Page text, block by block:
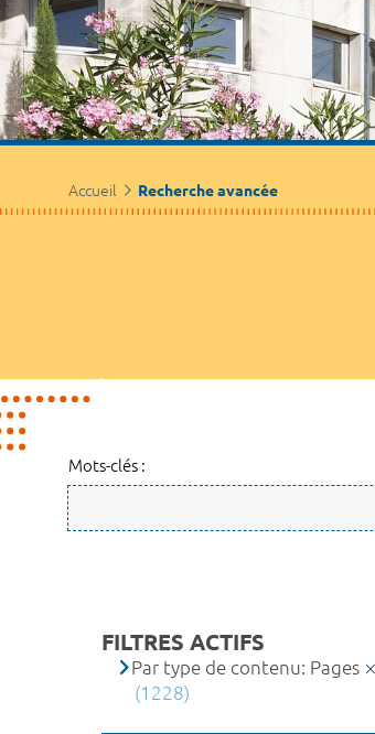
Accueil Recherche avancée
Mots-clés :
FILTRES ACTIFS
Par type de contenu: Pages
(1228)